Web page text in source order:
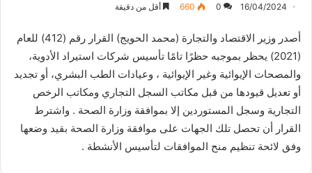
16/04/2024
0
660 أقل من دقيقة
أصدر وزير الاقتصاد والتجارة (محمد الحويج) القرار رقم (412) للعام
(2021) يحظر بموجبه حظرًا تامًا تأسيس شركات استيراد الأدوية،
والمصحات الإيوائية وغير الإيوائية ، وعيادات الطب البشري، أو تجديد
أو تعديل قيودها من قبل مكاتب السجل التجاري ومكاتب الرخص
التجارية وسجل المستوردين إلا بموافقة وزارة الصحة . واشترط
القرار أن تحصل تلك الجهات على موافقة وزارة الصحة بقيد وضعها
وفق لائحة تنظيم منح الموافقات لتأسيس الأنشطة .